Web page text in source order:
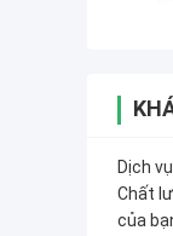
Dịch
Chất
của